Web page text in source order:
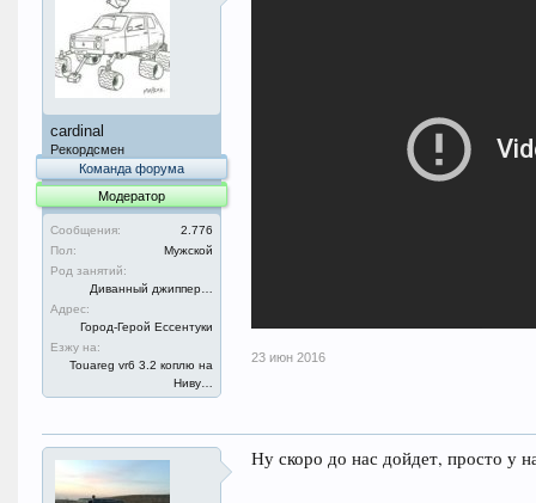
cardinal
Рекордсмен
Команда форума
Модератор
Сообщения:
2.776
Пол:
Мужской
Род занятий:
Диванный джиппер…
Адрес:
Город-Герой Ессентуки
Езжу на:
Touareg vr6 3.2 коплю на
Ниву…
23 июн 2016
Ну скоро до нас дойдет, просто у